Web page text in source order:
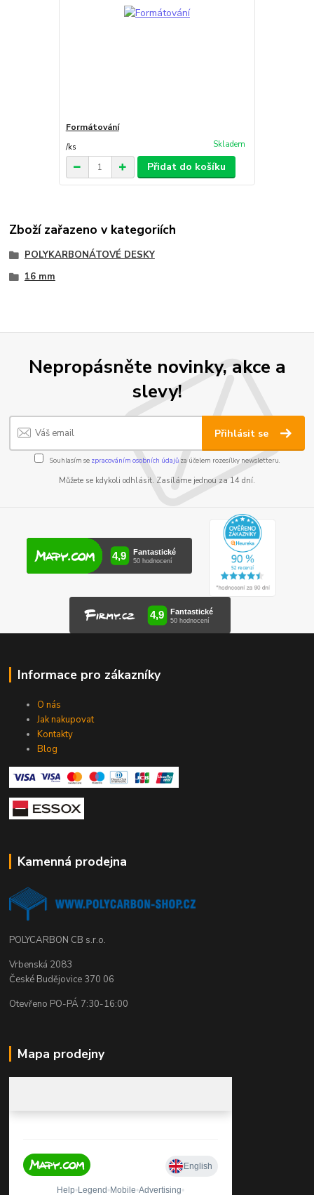
Formátování
/ks Skladem
Přidat do košíku
Zboží zařazeno v kategoriích
POLYKARBONÁTOVÉ DESKY
16 mm
Nepropásněte novinky, akce a
slevy!
Přihlásit se
Souhlasím se zpracováním osobních údajůza účelem rozesílky newsletteru.
Můžete se kdykoli odhlásit. Zasíláme jednou za 14 dní.
Informace pro zákazníky
O nás
Jak nakupovat
Kontakty
Blog
Kamenná prodejna
POLYCARBON CB s.r.o.
Vrbenská 2083
České Budějovice 370 06
Otevřeno PO-PÁ 7:30-16:00
Mapa prodejny